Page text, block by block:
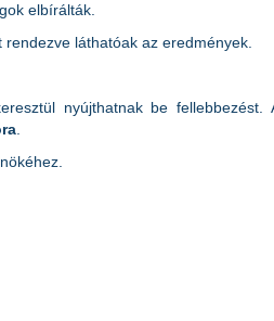
elbírálták.
láthatóak az eredmények.
nyújthatnak be fellebbezést.